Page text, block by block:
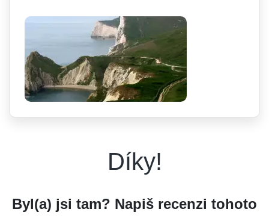
Díky!
Byl(a) jsi tam? Napiš recenzi tohoto